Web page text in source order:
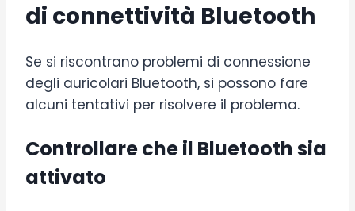
di connettività Bluetooth
Se si riscontrano problemi di connessione
degli auricolari Bluetooth, si possono fare
alcuni tentativi per risolvere il problema.
Controllare che il Bluetooth sia
attivato